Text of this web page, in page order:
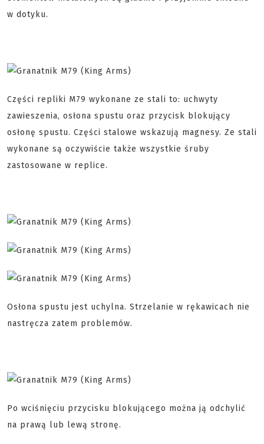
w dotyku.
Części repliki M79 wykonane ze stali to: uchwyty
zawieszenia, osłona spustu oraz przycisk blokujący
osłonę spustu. Części stalowe wskazują magnesy. Ze stali
wykonane są oczywiście także wszystkie śruby
zastosowane w replice.
Osłona spustu jest uchylna. Strzelanie w rękawicach nie
nastręcza zatem problemów.
Po wciśnięciu przycisku blokującego można ją odchylić
na prawą lub lewą stronę.